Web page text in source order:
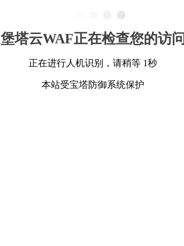
堡塔云WAF正在检查您的访问
正在进行人机识别，请稍等 1秒
本站受宝塔防御系统保护